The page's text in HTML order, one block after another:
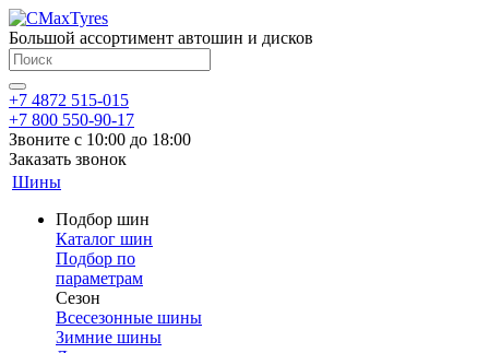
Большой ассортимент автошин и дисков
+7 4872 515-015
+7 800 550-90-17
Звоните с 10:00 до 18:00
Заказать звонок
Шины
Подбор шин
Каталог шин
Подбор по
параметрам
Сезон
Всесезонные шины
Зимние шины